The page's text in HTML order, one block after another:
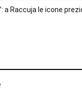
a Raccuja le icone